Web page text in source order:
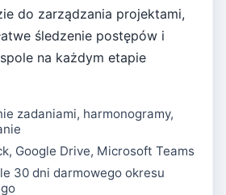
do zarządzania projektami,
śledzenie postępów i
na każdym etapie
zadaniami, harmonogramy,
Google Drive, Microsoft Teams
30 dni darmowego okresu